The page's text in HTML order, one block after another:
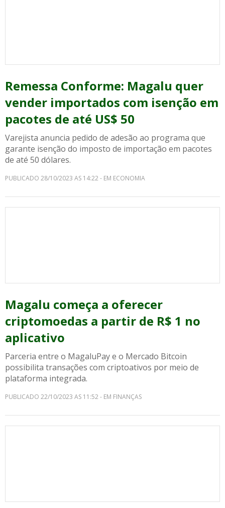
Remessa Conforme: Magalu quer
vender importados com isenção em
pacotes de até US$ 50
Varejista anuncia pedido de adesão ao programa que
garante isenção do imposto de importação em pacotes
de até 50 dólares.
PUBLICADO 28/10/2023 AS 14:22 - EM ECONOMIA
Magalu começa a oferecer
criptomoedas a partir de R$ 1 no
aplicativo
Parceria entre o MagaluPay e o Mercado Bitcoin
possibilita transações com criptoativos por meio de
plataforma integrada.
PUBLICADO 22/10/2023 AS 11:52 - EM FINANÇAS